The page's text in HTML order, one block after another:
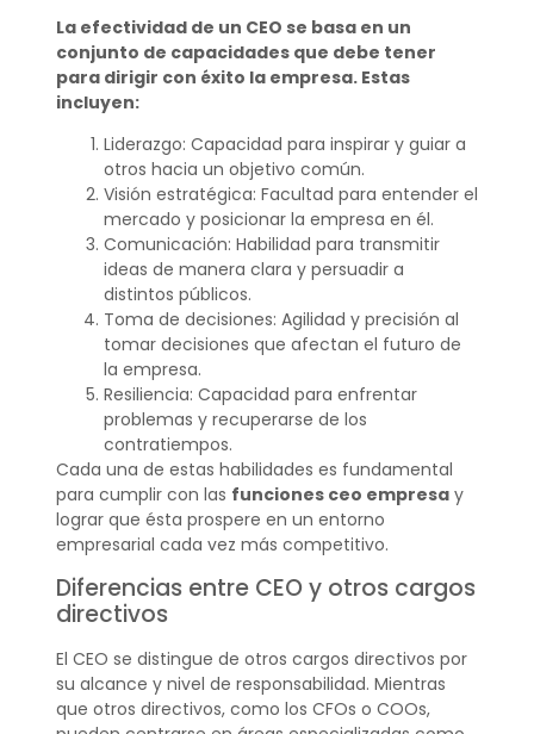
La efectividad de un CEO se basa en un
conjunto de capacidades que debe tener
para dirigir con éxito la empresa. Estas
incluyen:
Liderazgo: Capacidad para inspirar y guiar a
otros hacia un objetivo común.
Visión estratégica: Facultad para entender el
mercado y posicionar la empresa en él.
Comunicación: Habilidad para transmitir
ideas de manera clara y persuadir a
distintos públicos.
Toma de decisiones: Agilidad y precisión al
tomar decisiones que afectan el futuro de
la empresa.
Resiliencia: Capacidad para enfrentar
problemas y recuperarse de los
contratiempos.
Cada una de estas habilidades es fundamental
para cumplir con las funciones ceo empresay
lograr que ésta prospere en un entorno
empresarial cada vez más competitivo.
Diferencias entre CEO y otros cargos
directivos
El CEO se distingue de otros cargos directivos por
su alcance y nivel de responsabilidad. Mientras
que otros directivos, como los CFOs o COOs,